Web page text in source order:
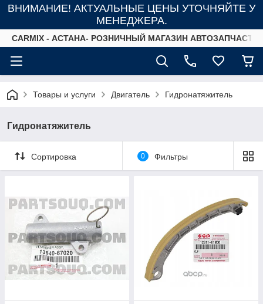
ВНИМАНИЕ! АКТУАЛЬНЫЕ ЦЕНЫ УТОЧНЯЙТЕ У
МЕНЕДЖЕРА.
СARMIX - АСТАНА- РОЗНИЧНЫЙ МАГАЗИН
Товары и услуги Двигатель Гидронатяжитель
Гидронатяжитель
Сортировка 0 Фильтры